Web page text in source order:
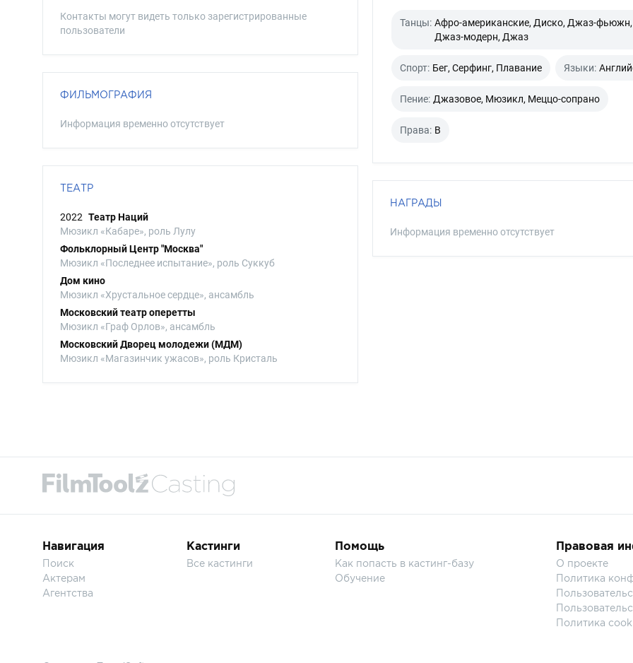
Контакты могут видеть только зарегистрированные
пользователи
ФИЛЬМОГРАФИЯ
Информация временно отсутствует
ТЕАТР
2022 Театр Наций
Мюзикл «Кабаре», роль Лулу
Фольклорный Центр "Москва"
Мюзикл «Последнее испытание», роль Суккуб
Дом кино
Мюзикл «Хрустальное сердце», ансамбль
Московский театр оперетты
Мюзикл «Граф Орлов», ансамбль
Московский Дворец молодежи (МДМ)
Мюзикл «Магазинчик ужасов», роль Кристаль
Танцы: Афро-американские, Диско, Джаз-фьюжн,
Джаз-модерн, Джаз
Спорт: Бег, Серфинг, Плавание Языки:
Пение: Джазовое, Мюзикл, Меццо-сопрано
Права: B
НАГРАДЫ
Информация временно отсутствует
Навигация
Поиск
Актерам
Агентства
Кастинги
Все кастинги
Помощь
Как попасть в кастинг-базу
Обучение
Правовая
О проекте
Политика
Политика